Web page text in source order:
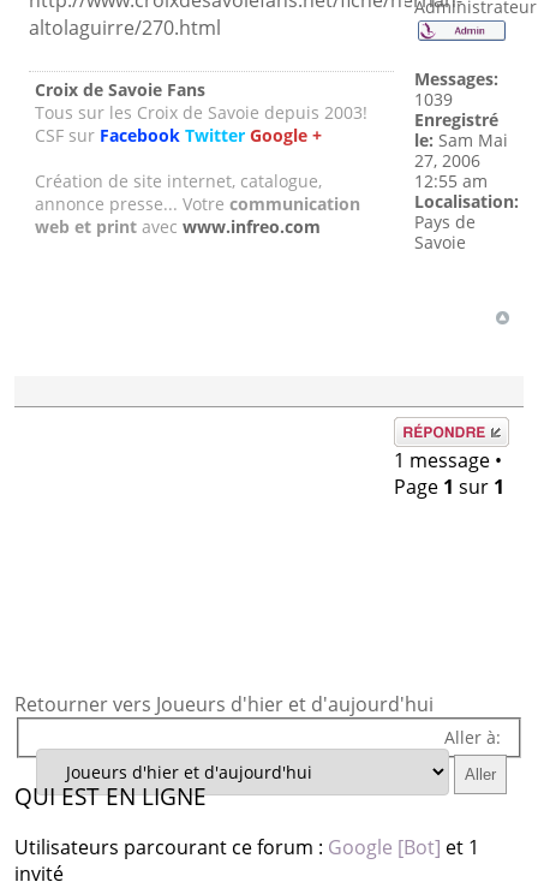
altolaguirre/270.html
Croix de Savoie Fans
Tous sur les Croix de Savoie depuis 2003!
CSF sur Facebook Twitter Google +
Création de site internet, catalogue,
annonce presse... Votrecommunication
web et print avecwww.infreo.com
Administrateur
Messages:
1039
Enregistré
le: Sam Mai
27, 2006
12:55 am
Localisation:
Pays de
Savoie
Répondre
1 message •
Page 1 sur 1
Retourner vers Joueurs d'hier et d'aujourd'hui
Aller à:
QUI EST EN LIGNE
Utilisateurs parcourant ce forum : Google [Bot] et 1
invité